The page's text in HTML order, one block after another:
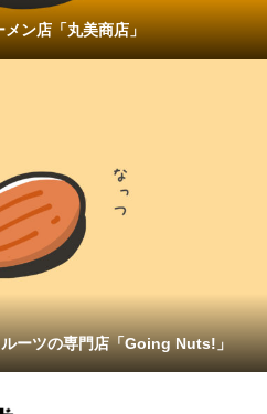
ン店「丸美商店」
ーツの専門店「Going Nuts!」